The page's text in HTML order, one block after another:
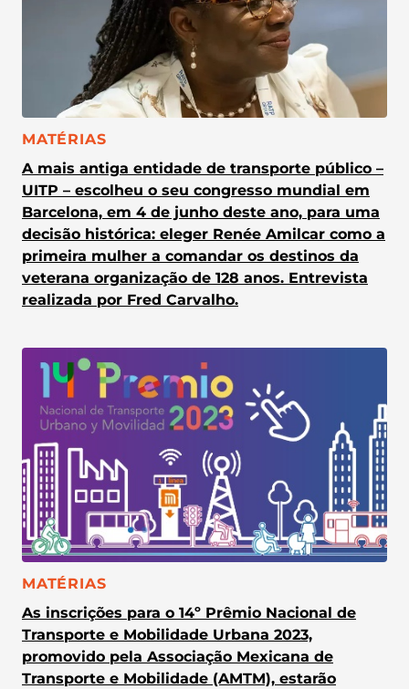
CATEGORIA:
MATÉRIAS
A mais antiga entidade de transporte público –
UITP – escolheu o seu congresso mundial em
Barcelona, em 4 de junho deste ano, para uma
decisão histórica: eleger Renée Amilcar como a
primeira mulher a comandar os destinos da
veterana organização de 128 anos. Entrevista
realizada por Fred Carvalho.
CATEGORIA:
MATÉRIAS
As inscrições para o 14º Prêmio Nacional de
Transporte e Mobilidade Urbana 2023,
promovido pela Associação Mexicana de
Transporte e Mobilidade (AMTM), estarão